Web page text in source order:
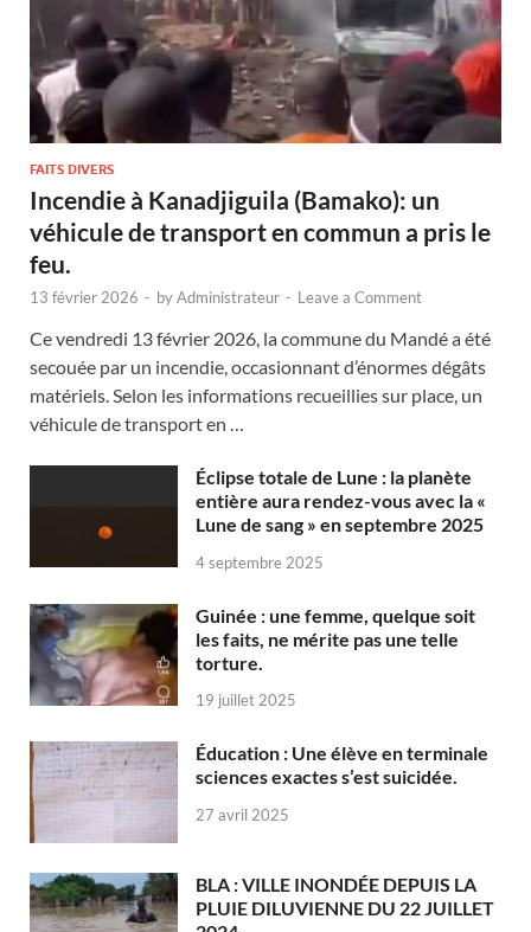
FAITS DIVERS
Incendie à Kanadjiguila (Bamako): un
véhicule de transport en commun a pris le
feu.
13 février 2026 - byAdministrateur - Leave a Comment
Ce vendredi 13 février 2026, la commune du Mandé a été
secouée par un incendie, occasionnant d’énormes dégâts
matériels. Selon les informations recueillies sur place, un
véhicule de transport en …
Éclipse totale de Lune : la planète
entière aura rendez-vous avec la «
Lune de sang » en septembre 2025
4 septembre 2025
Guinée : une femme, quelque soit
les faits, ne mérite pas une telle
torture.
19 juillet 2025
Éducation : Une élève en terminale
sciences exactes s’est suicidée.
27 avril 2025
BLA : VILLE INONDÉE DEPUIS LA
PLUIE DILUVIENNE DU 22 JUILLET